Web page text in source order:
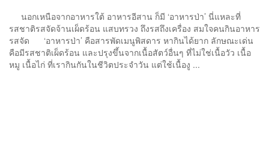
นอกเหนือจากอาหารใต้ อาหารอีสาน ก็มี ‘อาหารป่า’ นี่แหละที่
รสชาติรสจัดจ้านเผ็ดร้อน แสบทรวง ถึงรสถึงเครื่อง สมใจคนกินอาหาร
รสจัด ‘อาหารป่า’ คือสารพัดเมนูพิสดาร หากินได้ยาก ลักษณะเด่น
คือมีรสชาติเผ็ดร้อน และปรุงขึ้นจากเนื้อสัตว์อื่นๆ ที่ไม่ใช่เนื้อวัว เนื้อ
หมู เนื้อไก่ ที่เรากินกันในชีวิตประจำวัน แต่ใช้เนื้องู ...